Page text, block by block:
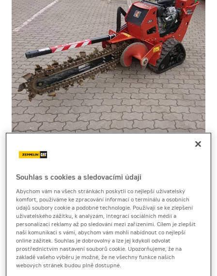
Cena za pronájem
3 780 Kč bez DPH
4 573 Kč s DPH
23 a více dnů
3 090 Kč bez DPH
3 738 Kč s DPH
Kauce
Souhlas s cookies a sledovacími údaji
Abychom vám na všech stránkách poskytli co nejlepší uživatelský
komfort, používáme ke zpracování informací o terminálu a osobních
údajů soubory cookie a podobné technologie. Používají se ke zlepšení
uživatelského zážitku, k analýzám, integraci sociálních médií a
personalizaci reklamy až po sledování mezi zařízeními. Cílem je zlepšit
naši komunikaci s vámi, abychom vám mohli nabídnout co nejlepší
online zážitek. Souhlas je dobrovolný a lze jej kdykoli odvolat
prostřednictvím nastavení souborů cookie. Upozorňujeme, že na
základě vašeho výběru je možné, že ne všechny funkce našich
webových stránek budou plně dostupné.